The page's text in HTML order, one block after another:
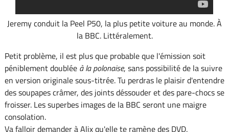
Jeremy conduit la Peel P50, la plus petite voiture au monde. À
la BBC. Littéralement.
Petit problème, il est plus que probable que l'émission soit
péniblement doublée à la polonaise, sans possibilité de la suivre
en version originale sous-titrée. Tu perdras le plaisir d'entendre
des soupapes crâmer, des joints déssouder et des pare-chocs se
froisser. Les superbes images de la BBC seront une maigre
consolation.
Va falloir demander à Alix qu'elle te ramène des DVD.